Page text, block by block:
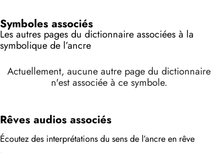
Symboles associés
Les autres pages du dictionnaire associées à la
symbolique de l’ancre
Actuellement, aucune autre page du dictionnaire
n'est associée à ce symbole.
Rêves audios associés
Écoutez des interprétations du sens de l’ancre en rêve